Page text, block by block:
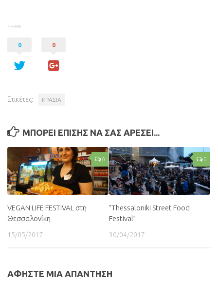
SHARE
0 0
Ετικέτες: ΚΡΑΣΙΑ
ΜΠΟΡΕΙ ΕΠΙΣΗΣ ΝΑ ΣΑΣ ΑΡΕΣΕΙ...
0
VEGAN LIFE FESTIVAL στη
Θεσσαλονίκη
15/05/2017
0
“Thessaloniki Street Food
Festival”
30/04/2017
ΑΦΗΣΤΕ ΜΙΑ ΑΠΑΝΤΗΣΗ